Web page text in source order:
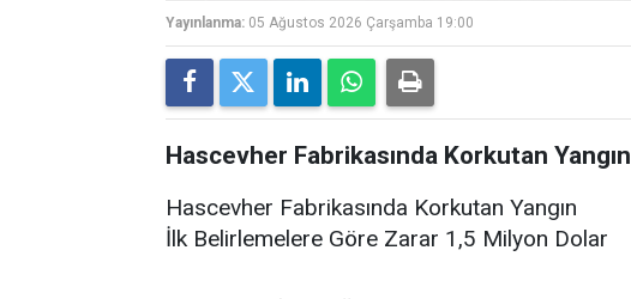
Yayınlanma: 05 Ağustos 2026 Çarşamba 19:00
Hascevher Fabrikasında Korkutan Yangın
Hascevher Fabrikasında Korkutan Yangın
İlk Belirlemelere Göre Zarar 1,5 Milyon Dolar